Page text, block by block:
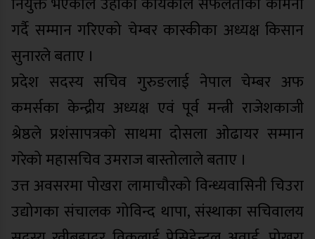
गर्दै सम्मान गरिएको चेम्बर कास्कीका अध्यक्ष किसान
सुनारले बताए ।
प्रदेश सदस्य सचिव गुरुङलाई नेपाल चेम्बर अफ
कमर्सका केन्द्रीय अध्यक्ष एवं पूर्व मन्त्री राजेशकाजी
श्रेष्ठले प्रशंसापत्रको साथमा दोसला ओढायर सम्मान
गरेको महासचिव उमराज बास्तोलाले बताए ।
उत्त अवसरमा पोखरा लामाचौरको विन्ध्यवासिनी चिउरा
उद्योगका संचालक गोविन्द थापा, संस्थाका सचिवालय